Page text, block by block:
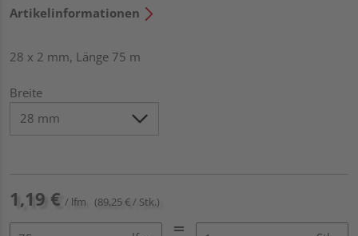
Artikelinformationen
28 x 2 mm, Länge 75 m
Breite
1,19 € / lfm (89,25 € / Stk.)